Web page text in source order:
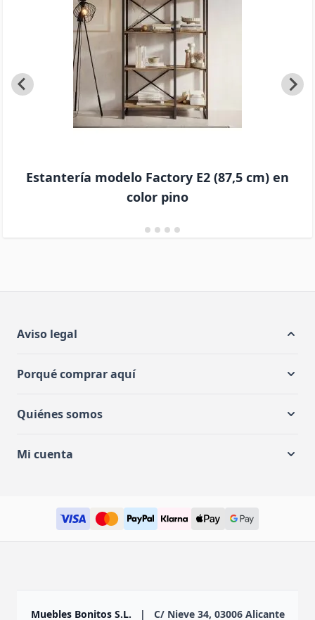
Estantería modelo Factory E2 (87,5 cm) en
color pino
Aviso legal
Porqué comprar aquí
Quiénes somos
Mi cuenta
Muebles Bonitos S.L. | C/ Nieve 34, 03006 Alicante